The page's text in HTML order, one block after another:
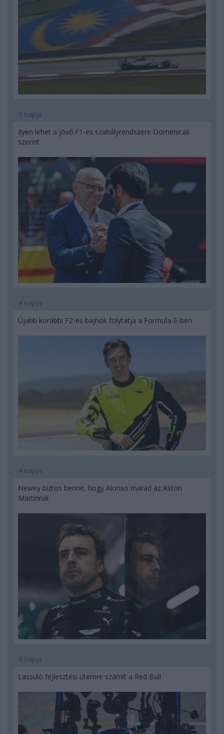
3 napja
Ilyen lehet a jövő F1-es szabályrendszere Domenicali
szerint
4 napja
Újabb korábbi F2-es bajnok folytatja a Formula-E-ben
4 napja
Newey biztos benne, hogy Alonso marad az Aston
Martinnál
4 napja
Lassuló fejlesztési ütemre számít a Red Bull